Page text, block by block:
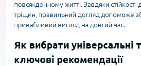
повсякденному житті. Завдяки стійкості
тріщин, правильний догляд допоможе
привабливий вигляд на довгий час.
Як вибрати універсальні
ключові рекомендації